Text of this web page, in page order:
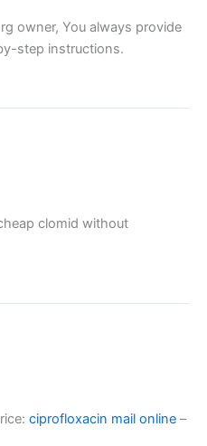
owner, You always provide
step instructions.
clomid without
ciprofloxacin mail online –